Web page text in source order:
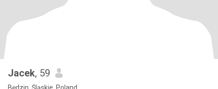
Jacek, 59